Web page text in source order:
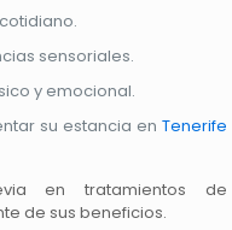
sensoriales.
y emocional.
su estancia en Tenerife
en tratamientos de
de sus beneficios.